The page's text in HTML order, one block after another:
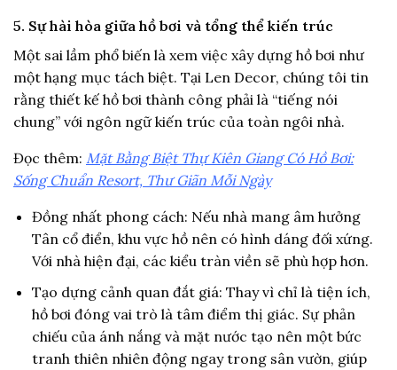
5. Sự hài hòa giữa hồ bơi và tổng thể kiến trúc
Một sai lầm phổ biến là xem việc xây dựng hồ bơi như
một hạng mục tách biệt. Tại Len Decor, chúng tôi tin
rằng thiết kế hồ bơi thành công phải là “tiếng nói
chung” với ngôn ngữ kiến trúc của toàn ngôi nhà.
Đọc thêm: Mặt Bằng Biệt Thự Kiên Giang Có Hồ Bơi:
Sống Chuẩn Resort, Thư Giãn Mỗi Ngày
Đồng nhất phong cách: Nếu nhà mang âm hưởng
Tân cổ điển, khu vực hồ nên có hình dáng đối xứng.
Với nhà hiện đại, các kiểu tràn viền sẽ phù hợp hơn.
Tạo dựng cảnh quan đắt giá: Thay vì chỉ là tiện ích,
hồ bơi đóng vai trò là tâm điểm thị giác. Sự phản
chiếu của ánh nắng và mặt nước tạo nên một bức
tranh thiên nhiên động ngay trong sân vườn, giúp